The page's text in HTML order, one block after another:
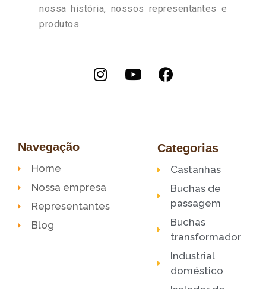
nossa história, nossos representantes e
produtos.
Navegação Categorias
Home
Nossa empresa
Representantes
Blog
Castanhas
Buchas de
passagem
Buchas
transformador
Industrial
doméstico